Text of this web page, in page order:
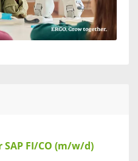
FI/CO (m/w/d)